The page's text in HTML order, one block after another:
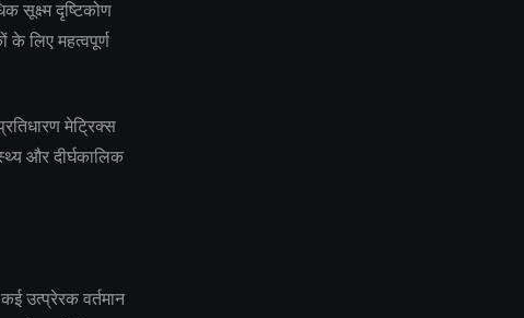
सूक्ष्म दृष्टिकोण
लिए महत्वपूर्ण
मेट्रिक्स
और दीर्घकालिक
उत्प्रेरक वर्तमान